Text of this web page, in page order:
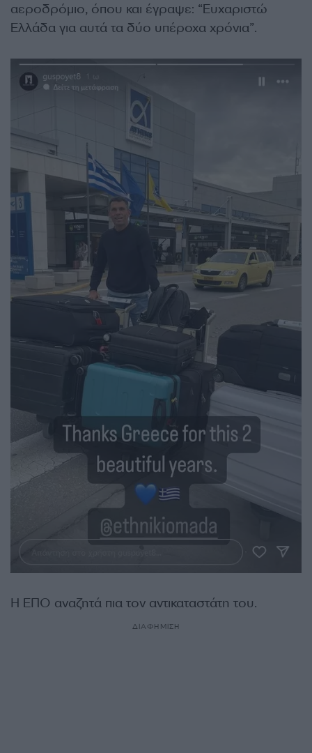
αεροδρόμιο, όπου και έγραψε: “Ευχαριστώ
Ελλάδα για αυτά τα δύο υπέροχα χρόνια”.
Η ΕΠΟ αναζητά πια τον αντικαταστάτη του.
ΔΙΑΦΗΜΙΣΗ